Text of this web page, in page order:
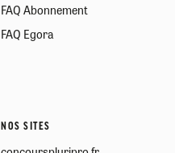
FAQ Abonnement
FAQ Egora
NOS SITES